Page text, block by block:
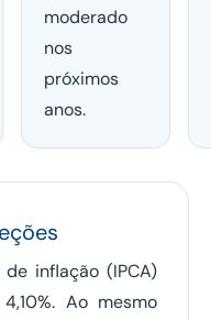
moderado
nos
próximos
anos.
inflação (IPCA)
Ao mesmo